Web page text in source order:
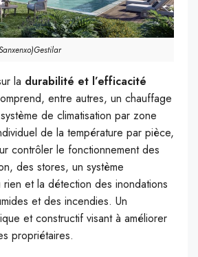
la durabilité et l’efficacité
entre autres, un chauffage
de climatisation par zone
de la température par pièce,
contrôler le fonctionnement des
des stores, un système
rien et la détection des inondations
et des incendies. Un
et constructif visant à améliorer
propriétaires.